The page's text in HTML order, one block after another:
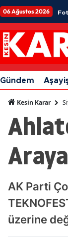
06 Ağustos 2026
Gündem
Kesin Karar
AK Parti
üzerine